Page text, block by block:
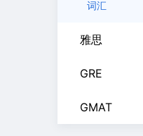
词汇
雅思
GRE
GMAT